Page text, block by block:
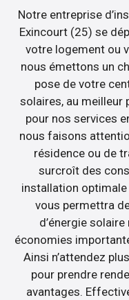
Notre entreprise
Exincourt (25) se
votre logement ou
nous émettons un
pose de votre
solaires, au meilleur
pour nos services
nous faisons
résidence ou de
surcroît des
installation optimale
vous permettra
d’énergie
économies
Ainsi n’attendez
pour prendre
avantages.